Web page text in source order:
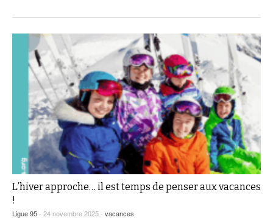
L’hiver approche… il est temps de penser aux vacances
!
Ligue 95- 24 novembre 2025 - vacances